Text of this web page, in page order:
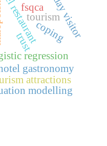
regression
gastronomy
attractions
modelling
tourism
coping
trust
fsqca